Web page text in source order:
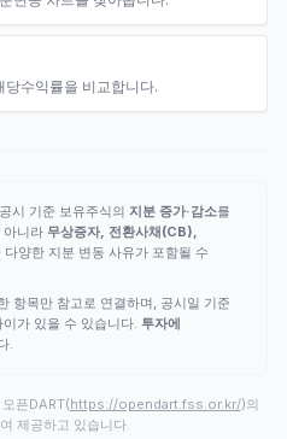
당수익률을 비교합니다.
시 기준 보유주식의 지분 증가·감소를
아니라 무상증자, 전환사채(CB),
다양한 지분 변동 사유가 포함될 수
항목만 참고로 연결하며, 공시일 기준
가 있을 수 있습니다. 투자에
.
픈DART(https://opendart.fss.or.kr/)의
제공하고 있습니다.